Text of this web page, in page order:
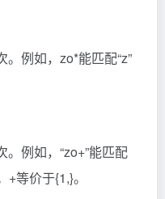
例如，zo*能匹配“z”
例如，“zo+”能匹配
+等价于{1,}。